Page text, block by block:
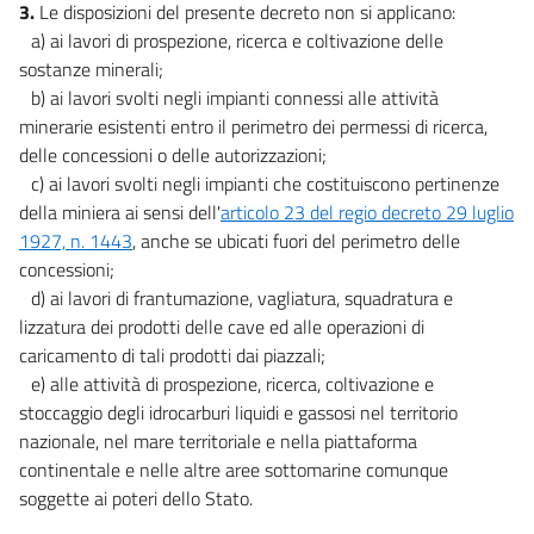
3. Le disposizioni del presente decreto non si applicano:
a) ai lavori di prospezione, ricerca e coltivazione delle
sostanze minerali;
b) ai lavori svolti negli impianti connessi alle attività
minerarie esistenti entro il perimetro dei permessi di ricerca,
delle concessioni o delle autorizzazioni;
c) ai lavori svolti negli impianti che costituiscono pertinenze
della miniera ai sensi dell'articolo 23 del regio decreto 29 luglio
1927, n. 1443, anche se ubicati fuori del perimetro delle
concessioni;
d) ai lavori di frantumazione, vagliatura, squadratura e
lizzatura dei prodotti delle cave ed alle operazioni di
caricamento di tali prodotti dai piazzali;
e) alle attività di prospezione, ricerca, coltivazione e
stoccaggio degli idrocarburi liquidi e gassosi nel territorio
nazionale, nel mare territoriale e nella piattaforma
continentale e nelle altre aree sottomarine comunque
soggette ai poteri dello Stato.